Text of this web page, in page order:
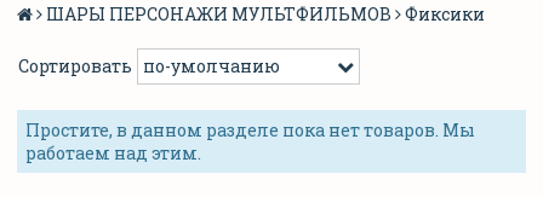
ШАРЫ ПЕРСОНАЖИ МУЛЬТФИЛЬМОВ Фиксики
Сортировать
Простите, в данном разделе пока нет товаров. Мы
работаем над этим.